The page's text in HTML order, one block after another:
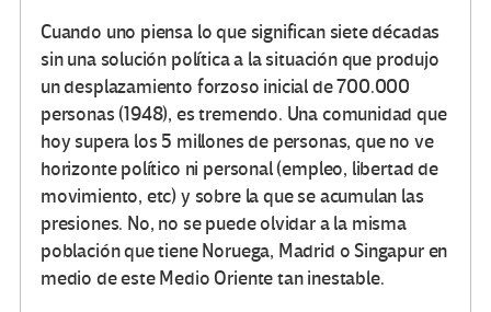
Cuando uno piensa lo que significan siete décadas
sin una solución política a la situación que produjo
un desplazamiento forzoso inicial de 700.000
personas (1948), es tremendo. Una comunidad que
hoy supera los 5 millones de personas, que no ve
horizonte político ni personal (empleo, libertad de
movimiento, etc) y sobre la que se acumulan las
presiones. No, no se puede olvidar a la misma
población que tiene Noruega, Madrid o Singapur en
medio de este Medio Oriente tan inestable.